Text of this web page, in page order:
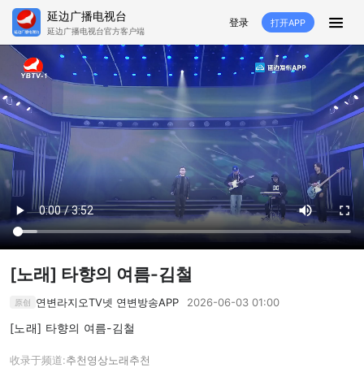
延边广播电视台
延边广播电视台官方客户端
登录 打开APP
HOME
뉴스
추천영상 융매생방 백성열선 국내외
소품 겨레 생활
려행 특집
TV 라지오
프로그램
TV 라지오
[노래] 타향의 여름-김철
原创 연변라지오TV넷 연변방송APP 2026-06-03 01:00
[노래] 타향의 여름-김철
收录于频道:추천영상노래추천